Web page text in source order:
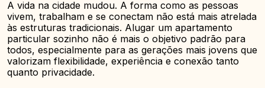
A vida na cidade mudou. A forma como as pessoas
vivem, trabalham e se conectam não está mais atrelada
às estruturas tradicionais. Alugar um apartamento
particular sozinho não é mais o objetivo padrão para
todos, especialmente para as gerações mais jovens que
valorizam flexibilidade, experiência e conexão tanto
quanto privacidade.